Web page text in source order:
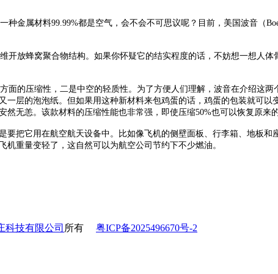
金属材料99.99%都是空气，会不会不可思议呢？目前，美国波音（
放蜂窝聚合物结构。如果你怀疑它的结实程度的话，不妨想一想人
的压缩性，二是中空的轻质性。为了方便人们理解，波音在介绍这
层的泡泡纸。但如果用这种新材料来包鸡蛋的话，鸡蛋的包装就可以
然无恙。该款材料的压缩性能也非常强，即使压缩50%也可以恢复原
它用在航空航天设备中。比如像飞机的侧壁面板、行李箱、地板和
重量变轻了，这自然可以为航空公司节约下不少燃油。
科技有限公司 所有 粤ICP备2025496670号-2